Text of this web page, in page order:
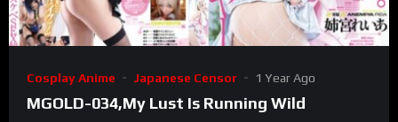
Cosplay Anime Japanese Censor 1 Year Ago
MGOLD-034,My Lust Is Running Wild